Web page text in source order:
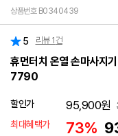
상품번호 B0340439
5 리뷰 1건
휴먼터치 온열 손마사지
7790
할인가 95,900원
최대혜택가
73%